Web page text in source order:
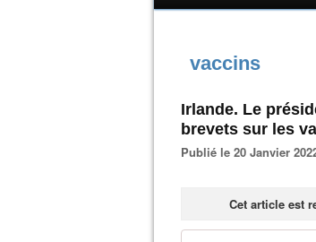
vaccins
Irlande. Le
brevets sur les
Publié le 20 Janvier
Cet article est